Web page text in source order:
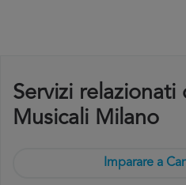
Servizi relazionati
Musicali Milano
Imparare a